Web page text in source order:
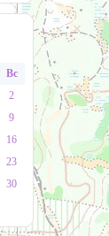
Вс
2
9
16
23
30